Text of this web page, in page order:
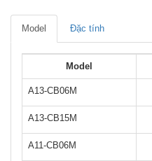
Model Đặc tính
Model
A13-CB06M
A13-CB15M
A11-CB06M